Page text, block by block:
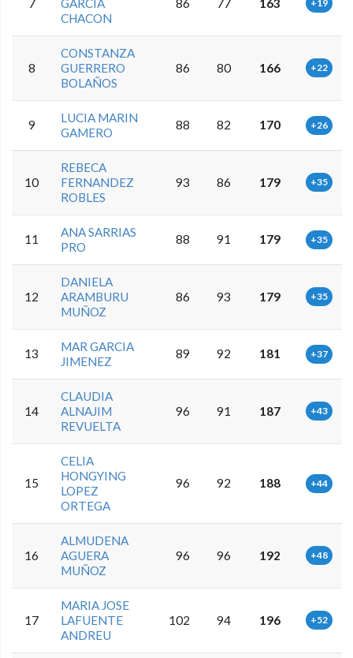
7
GARCIA
CHACON
86 77 163 +19
8
CONSTANZA
GUERRERO
BOLAÑOS
86 80 166 +22
9
LUCIA MARIN
GAMERO
88 82 170 +26
10
REBECA
FERNANDEZ
ROBLES
93 86 179 +35
11
ANA SARRIAS
PRO
88 91 179 +35
12
DANIELA
ARAMBURU
MUÑOZ
86 93 179 +35
13
MAR GARCIA
JIMENEZ
89 92 181 +37
14
CLAUDIA
ALNAJIM
REVUELTA
96 91 187 +43
15
CELIA
HONGYING
LOPEZ
ORTEGA
96 92 188 +44
16
ALMUDENA
AGUERA
MUÑOZ
96 96 192 +48
17
MARIA JOSE
LAFUENTE
ANDREU
102 94 196 +52